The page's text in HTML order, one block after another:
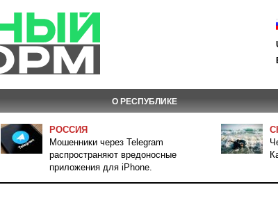
О РЕСПУБЛИКЕ
РОССИЯ
Мошенники через Telegram
распространяют вредоносные
приложения для iPhone.